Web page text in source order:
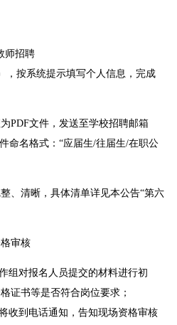
招聘
，按系统提示填写个人信息，完成
文件，发送至学校招聘邮箱
命名格式：“应届生/往届生/在职公
清晰，具体清单详见本公告“第六
审核
对报名人员提交的材料进行初
证书等是否符合岗位要求；
到电话通知，告知现场资格审核